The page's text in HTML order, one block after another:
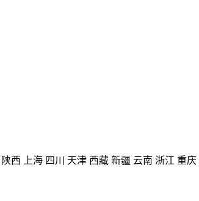
陕西 上海 四川 天津 西藏 新疆 云南 浙江 重庆